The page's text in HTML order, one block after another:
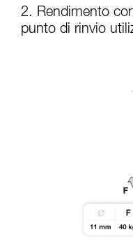
2. Rendimento
punto di rinvio